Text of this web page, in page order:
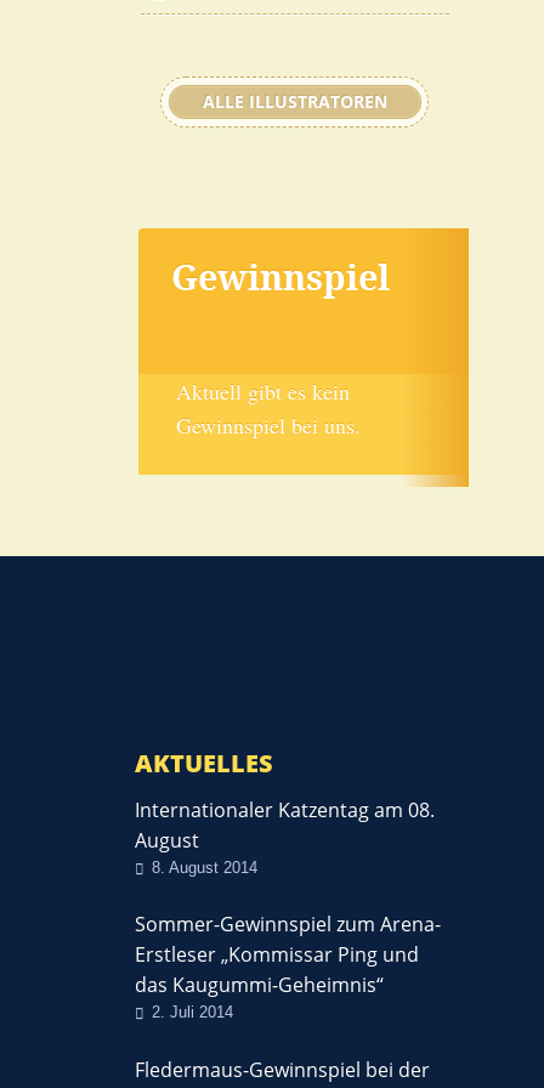
ALLE ILLUSTRATOREN
Gewinnspiel
Aktuell gibt es kein
Gewinnspiel bei uns.
AKTUELLES
Internationaler Katzentag am 08.
August
8. August 2014
Sommer-Gewinnspiel zum Arena-
Erstleser „Kommissar Ping und
das Kaugummi-Geheimnis“
2. Juli 2014
Fledermaus-Gewinnspiel bei der